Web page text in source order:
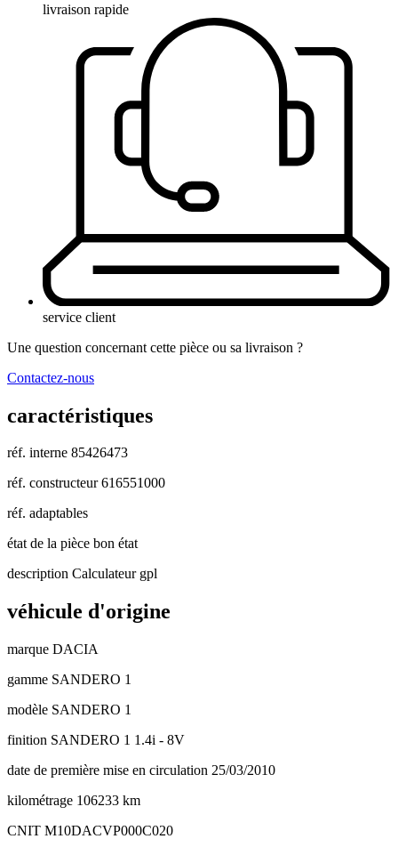
livraison rapide
service client
Une question concernant cette pièce ou sa livraison ?
Contactez-nous
caractéristiques
réf. interne 85426473
réf. constructeur 616551000
réf. adaptables
état de la pièce bon état
description Calculateur gpl
véhicule d'origine
marque DACIA
gamme SANDERO 1
modèle SANDERO 1
finition SANDERO 1 1.4i - 8V
date de première mise en circulation 25/03/2010
kilométrage 106233 km
CNIT M10DACVP000C020